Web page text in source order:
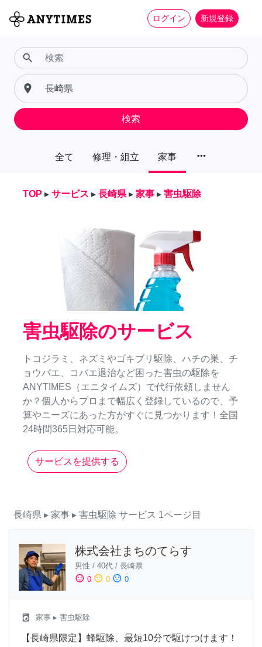
ログイン 新規登録
全て 修理・組立 家事 more_horiz
search
place
検索
TOP ▸ サービス ▸ 長崎県 ▸ 家事 ▸ 害虫駆除
害虫駆除のサービス
トコジラミ、ネズミやゴキブリ駆除、ハチの巣、チ
ョウバエ、コバエ退治など困った害虫の駆除を
ANYTIMES（エニタイムズ）で代行依頼しません
か？個人からプロまで幅広く登録しているので、予
算やニーズにあった方がすぐに見つかります！全国
24時間365日対応可能。
サービスを提供する
長崎県 ▸ 家事 ▸ 害虫駆除 サービス 1ページ目
株式会社まちのてらす
男性 / 40代 / 長崎県
sentiment_satisfied 0 sentiment_neutral 0 sentiment_dissatisfied 0
local_laundry_service 家事 ▸ 害虫駆除
【長崎県限定】蜂駆除、最短10分で駆けつけます！